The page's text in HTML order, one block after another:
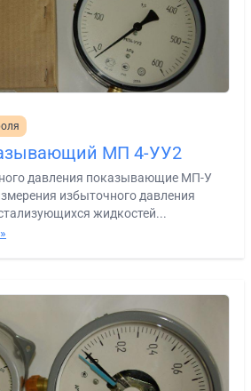
МП 4-УУ2
давления показывающие МП-У
избыточного давления
жидкостей...